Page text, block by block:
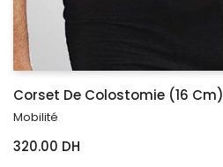
Corset De Colostomie (16 Cm)
Mobilité
320.00 DH